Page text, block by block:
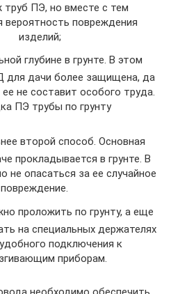
ПЭ, но вместе с тем
вероятность повреждения
изделий;
глубине в грунте. В этом
для дачи более защищена, да
не составит особого труда.
ПЭ трубы по грунту
второй способ. Основная
прокладывается в грунте. В
не опасаться за ее случайное
повреждение.
проложить по грунту, а еще
на специальных держателях
подключения к
приборам.